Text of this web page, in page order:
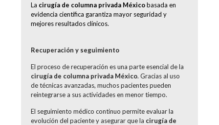
La cirugía de columna privada Méxicobasada en
evidencia científica garantiza mayor seguridad y
mejores resultados clínicos.
Recuperación y seguimiento
El proceso de recuperación es una parte esencial de la
cirugía de columna privada México. Gracias al uso
de técnicas avanzadas, muchos pacientes pueden
reintegrarse a sus actividades en menor tiempo.
El seguimiento médico continuo permite evaluar la
evolución del paciente y asegurar que la cirugía de